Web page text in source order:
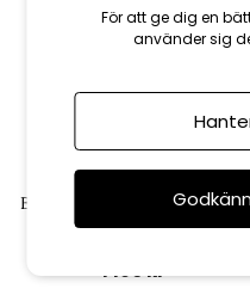
Belfort ljuslykta, stor - finns i
flera färger
1 190 kr
För att ge dig en
använder sig